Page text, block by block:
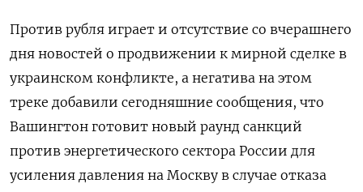
Против рубля играет и отсутствие со вчерашнего
дня новостей о продвижении к мирной сделке в
украинском конфликте, а негатива на этом
треке добавили сегодняшние сообщения, что
Вашингтон готовит новый раунд санкций
против энергетического сектора России для
усиления давления на Москву в случае отказа